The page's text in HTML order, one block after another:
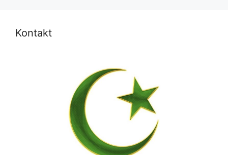
Kontakt